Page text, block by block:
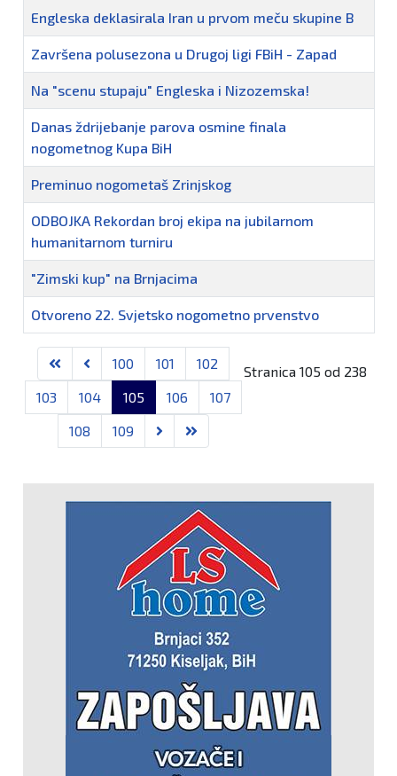
Engleska deklasirala Iran u prvom meču skupine B
Završena polusezona u Drugoj ligi FBiH - Zapad
Na "scenu stupaju" Engleska i Nizozemska!
Danas ždrijebanje parova osmine finala
nogometnog Kupa BiH
Preminuo nogometaš Zrinjskog
ODBOJKA Rekordan broj ekipa na jubilarnom
humanitarnom turniru
"Zimski kup" na Brnjacima
Otvoreno 22. Svjetsko nogometno prvenstvo
Stranica 105 od 238
100 101
102
103
104 105 106
107
108
109